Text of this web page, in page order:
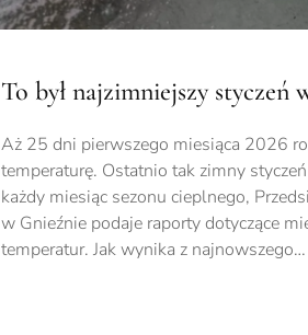
To był najzimniejszy styczeń
Aż 25 dni pierwszego miesiąca 2026
temperaturę. Ostatnio tak zimny
każdy miesiąc sezonu cieplnego,
w Gnieźnie podaje raporty dotyczące
temperatur. Jak wynika z najnowszego…